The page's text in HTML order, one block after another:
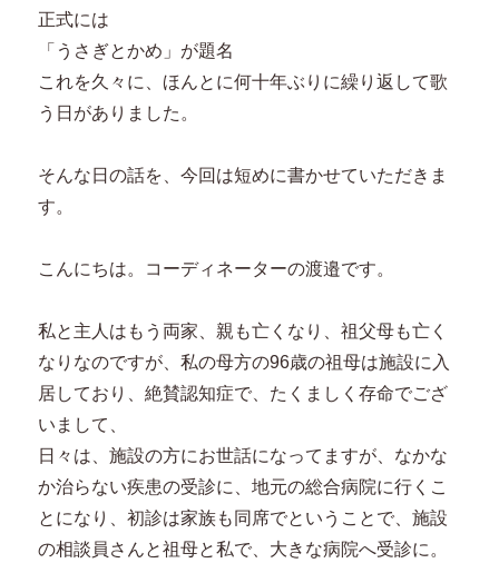
正式には
「うさぎとかめ」が題名
これを久々に、ほんとに何十年ぶりに繰り返して歌
う日がありました。
そんな日の話を、今回は短めに書かせていただきま
す。
こんにちは。コーディネーターの渡邉です。
私と主人はもう両家、親も亡くなり、祖父母も亡く
なりなのですが、私の母方の96歳の祖母は施設に入
居しており、絶賛認知症で、たくましく存命でござ
いまして、
日々は、施設の方にお世話になってますが、なかな
か治らない疾患の受診に、地元の総合病院に行くこ
とになり、初診は家族も同席でということで、施設
の相談員さんと祖母と私で、大きな病院へ受診に。